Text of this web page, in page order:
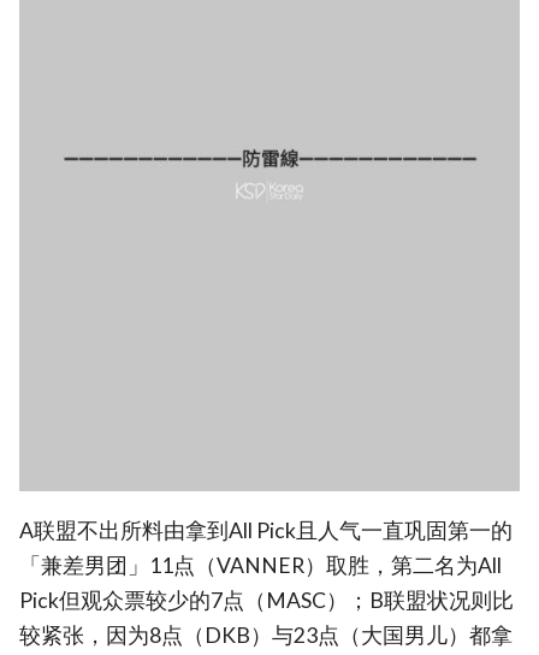
A联盟不出所料由拿到All Pick且人气一直巩固第一的
「兼差男团」11点（VANNER）取胜，第二名为All
Pick但观众票较少的7点（MASC）；B联盟状况则比
较紧张，因为8点（DKB）与23点（大国男儿）都拿